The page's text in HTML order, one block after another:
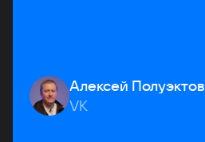
Алексей Полуэктов
VK